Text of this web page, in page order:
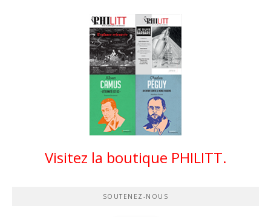
Visitez la boutique PHILITT.
SOUTENEZ-NOUS